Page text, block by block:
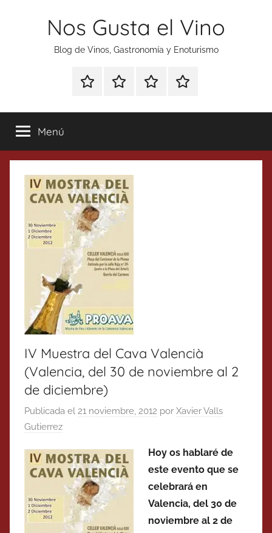
Nos Gusta el Vino
Blog de Vinos, Gastronomía y Enoturismo
Especial
Tonics
Enoturismo
Gastronomía
RankingContacto
Menú
IV Muestra del Cava Valencià
(Valencia, del 30 de noviembre al 2
de diciembre)
Publicada el 21 noviembre, 2012 por Xavier Valls
Gutierrez
Hoy os hablaré de
este evento que se
celebrará en
Valencia, del 30 de
noviembre al 2 de